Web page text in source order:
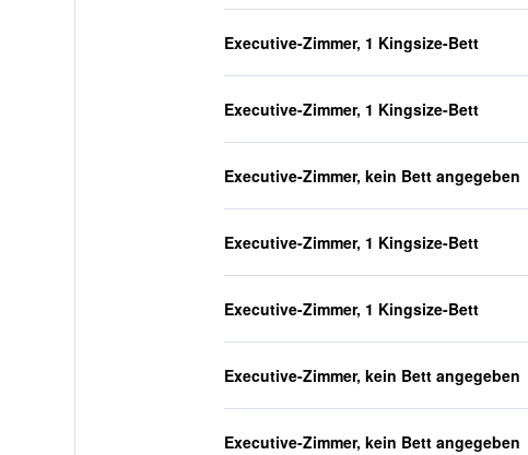
Executive-Zimmer, 1 Kingsize-Bett
Executive-Zimmer, 1 Kingsize-Bett
Executive-Zimmer, kein Bett angegeben
Executive-Zimmer, 1 Kingsize-Bett
Executive-Zimmer, 1 Kingsize-Bett
Executive-Zimmer, kein Bett angegeben
Executive-Zimmer, kein Bett angegeben